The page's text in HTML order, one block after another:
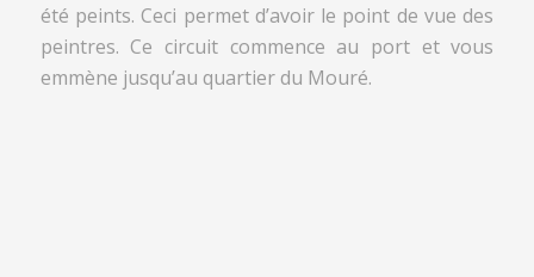
été peints. Ceci permet d’avoir le point de vue des
peintres. Ce circuit commence au port et vous
emmène jusqu’au quartier du Mouré.